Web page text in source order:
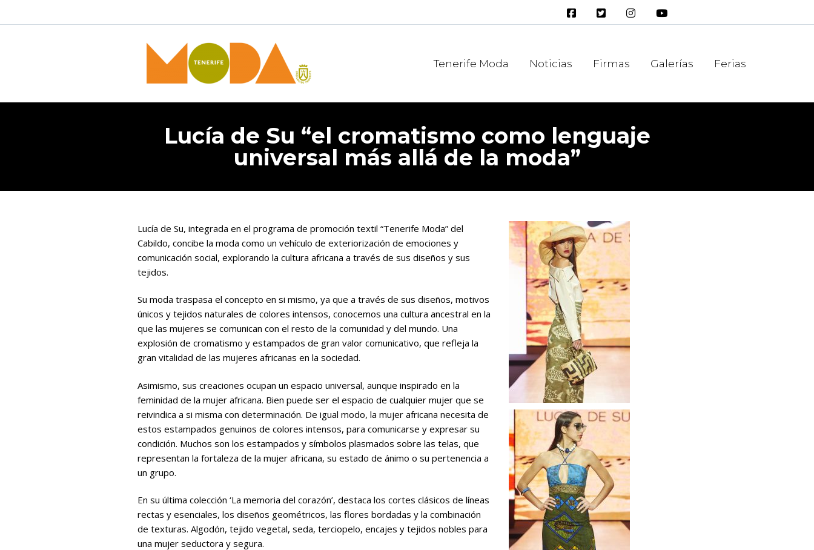
Tenerife Moda Noticias Firmas Galerías Ferias
Lucía de Su “el cromatismo como lenguaje
universal más allá de la moda”
Lucía de Su, integrada en el programa de promoción textil “Tenerife Moda” del
Cabildo, concibe la moda como un vehículo de exteriorización de emociones y
comunicación social, explorando la cultura africana a través de sus diseños y sus
tejidos.
Su moda traspasa el concepto en si mismo, ya que a través de sus diseños, motivos
únicos y tejidos naturales de colores intensos, conocemos una cultura ancestral en la
que las mujeres se comunican con el resto de la comunidad y del mundo. Una
explosión de cromatismo y estampados de gran valor comunicativo, que refleja la
gran vitalidad de las mujeres africanas en la sociedad.
Asimismo, sus creaciones ocupan un espacio universal, aunque inspirado en la
feminidad de la mujer africana. Bien puede ser el espacio de cualquier mujer que se
reivindica a si misma con determinación. De igual modo, la mujer africana necesita de
estos estampados genuinos de colores intensos, para comunicarse y expresar su
condición. Muchos son los estampados y símbolos plasmados sobre las telas, que
representan la fortaleza de la mujer africana, su estado de ánimo o su pertenencia a
un grupo.
En su última colección ‘La memoria del corazón’, destaca los cortes clásicos de líneas
rectas y esenciales, los diseños geométricos, las flores bordadas y la combinación
de texturas. Algodón, tejido vegetal, seda, terciopelo, encajes y tejidos nobles para
una mujer seductora y segura.